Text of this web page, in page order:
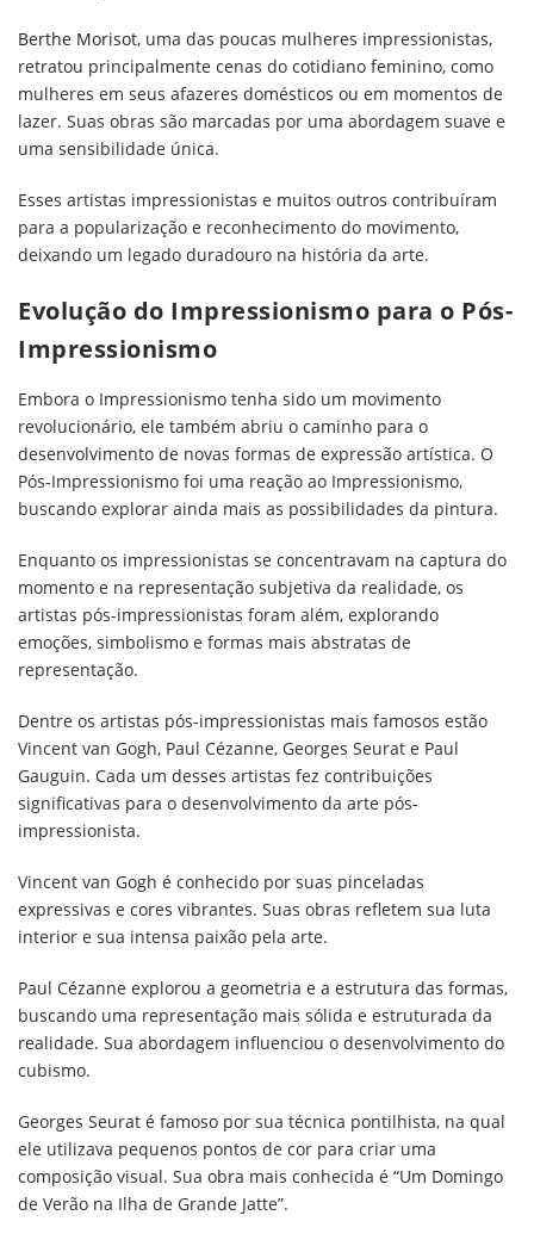
Berthe Morisot, uma das poucas mulheres impressionistas,
retratou principalmente cenas do cotidiano feminino, como
mulheres em seus afazeres domésticos ou em momentos de
lazer. Suas obras são marcadas por uma abordagem suave e
uma sensibilidade única.
Esses artistas impressionistas e muitos outros contribuíram
para a popularização e reconhecimento do movimento,
deixando um legado duradouro na história da arte.
Evolução do Impressionismo para o Pós-
Impressionismo
Embora o Impressionismo tenha sido um movimento
revolucionário, ele também abriu o caminho para o
desenvolvimento de novas formas de expressão artística. O
Pós-Impressionismo foi uma reação ao Impressionismo,
buscando explorar ainda mais as possibilidades da pintura.
Enquanto os impressionistas se concentravam na captura do
momento e na representação subjetiva da realidade, os
artistas pós-impressionistas foram além, explorando
emoções, simbolismo e formas mais abstratas de
representação.
Dentre os artistas pós-impressionistas mais famosos estão
Vincent van Gogh, Paul Cézanne, Georges Seurat e Paul
Gauguin. Cada um desses artistas fez contribuições
significativas para o desenvolvimento da arte pós-
impressionista.
Vincent van Gogh é conhecido por suas pinceladas
expressivas e cores vibrantes. Suas obras refletem sua luta
interior e sua intensa paixão pela arte.
Paul Cézanne explorou a geometria e a estrutura das formas,
buscando uma representação mais sólida e estruturada da
realidade. Sua abordagem influenciou o desenvolvimento do
cubismo.
Georges Seurat é famoso por sua técnica pontilhista, na qual
ele utilizava pequenos pontos de cor para criar uma
composição visual. Sua obra mais conhecida é “Um Domingo
de Verão na Ilha de Grande Jatte”.